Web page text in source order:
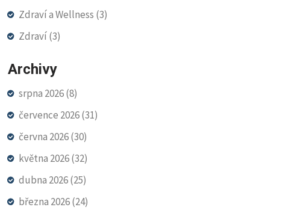
Zdraví a Wellness (3)
Zdraví(3)
Archivy
srpna 2026(8)
července 2026(31)
června 2026(30)
května 2026(32)
dubna 2026(25)
března 2026(24)